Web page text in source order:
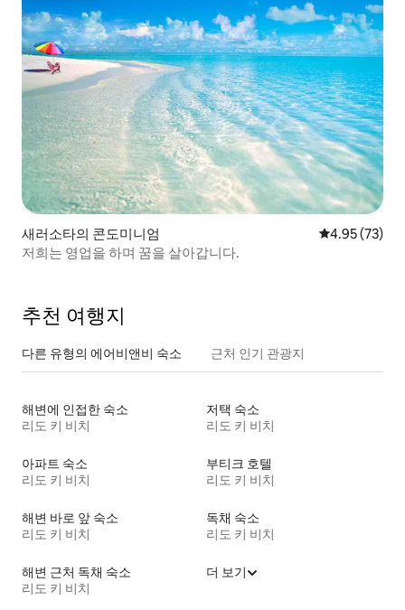
새러소타의 콘도미니엄 평점 4.95점(5
4.95 (73)
저희는 영업을 하며 꿈을 살아갑니다.
추천 여행지
다른 유형의 에어비앤비 숙소 근처 인기 관광지
해변에 인접한 숙소
리도 키 비치
저택 숙소
리도 키 비치
아파트 숙소
리도 키 비치
부티크 호텔
리도 키 비치
해변 바로 앞 숙소
리도 키 비치
독채 숙소
리도 키 비치
해변 근처 독채 숙소
리도 키 비치
더 보기